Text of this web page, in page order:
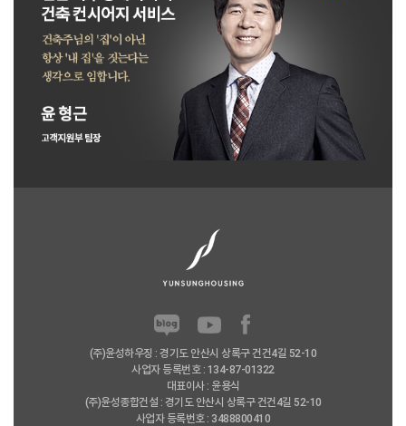
(주)윤성하우징 : 경기도 안산시 상록구 건건4길 52-10
사업자 등록번호 : 134-87-01322
대표이사 : 윤용식
(주)윤성종합건설 : 경기도 안산시 상록구 건건4길 52-10
사업자 등록번호 : 3488800410